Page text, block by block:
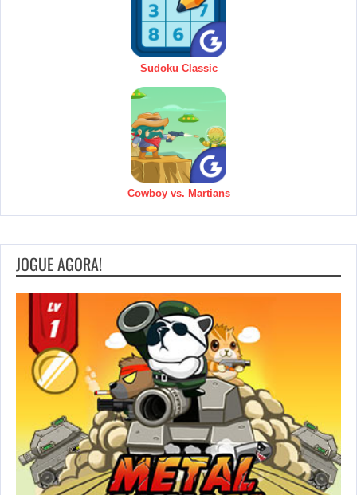
Sudoku Classic
Cowboy vs. Martians
JOGUE AGORA!